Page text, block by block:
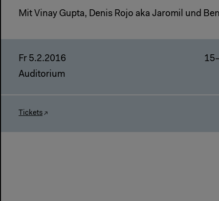
Mit Vinay Gupta, Denis Rojo aka Jaromil und
Fr 5.2.2016
Auditorium
Tickets